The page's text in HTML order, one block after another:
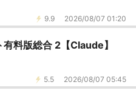
9.9 2026/08/07 01:20
料版総合 2【Claude】
5.5 2026/08/07 05:45